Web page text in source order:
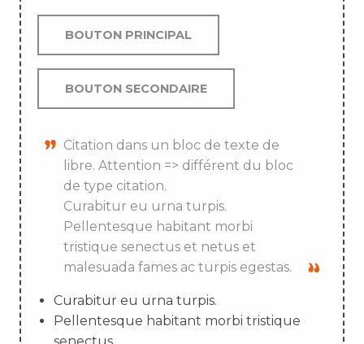
BOUTON PRINCIPAL
BOUTON SECONDAIRE
Citation dans un bloc de texte de
libre. Attention => différent du bloc
de type citation.
Curabitur eu urna turpis.
Pellentesque habitant morbi
tristique senectus et netus et
malesuada fames ac turpis egestas.
Curabitur eu urna turpis.
Pellentesque habitant morbi tristique